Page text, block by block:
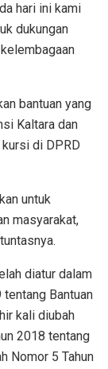
hari ini kami
dukungan
bantuan yang
Kaltara dan
di DPRD
untuk
masyarakat,
diatur dalam
tentang Bantuan
kali diubah
2018 tentang
Nomor 5 Tahun